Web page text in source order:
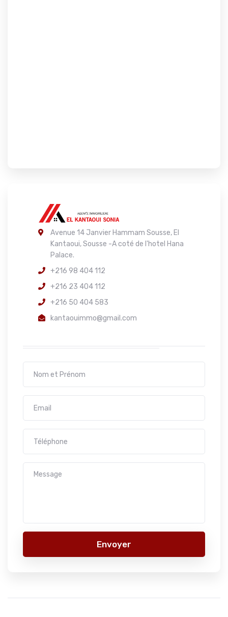
Avenue 14 Janvier Hammam Sousse, El
Kantaoui, Sousse -A coté de l'hotel Hana
Palace.
+216 98 404 112
+216 23 404 112
+216 50 404 583
kantaouimmo@gmail.com
Envoyer